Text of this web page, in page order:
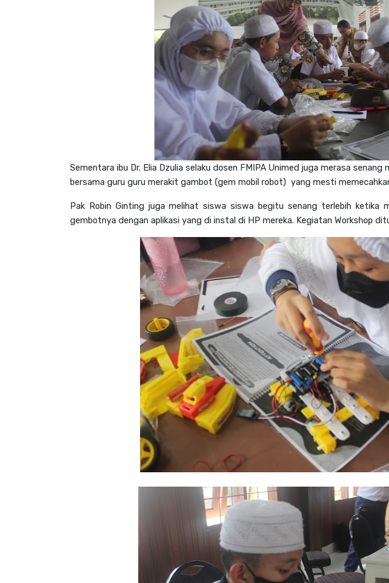
Sementara ibu Dr. Elia Dzulia selaku dosen FMIPA Unimed juga merasa
bersama guru guru merakit gambot (gem mobil robot) yang mesti
Pak Robin Ginting juga melihat siswa siswa begitu senang terlebih ketika
gembotnya dengan aplikasi yang di instal di HP mereka. Kegiatan Workshop